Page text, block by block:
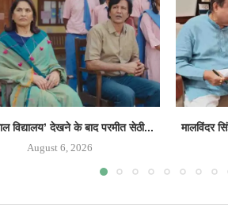
विद्यालय’ देखने के बाद परमीत सेठी...
August 6, 2026
मालविंदर